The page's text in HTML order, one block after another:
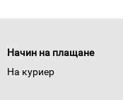
Начин на плащане
На куриер